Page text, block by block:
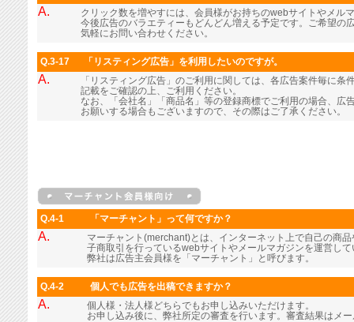
A.
クリック数を増やすには、会員様がお持ちのwebサイトやメル
今後広告のバラエティーもどんどん増える予定です。ご希望の
気軽にお問い合わせください。
Q.3-17 「リスティング広告」を利用したいのですが。
A.
「リスティング広告」のご利用に関しては、各広告案件毎に
記載をご確認の上、ご利用ください。
なお、「会社名」「商品名」等の登録商標でご利用の場合、広
お願いする場合もございますので、その際はご了承ください。
Q.4-1 「マーチャント」って何ですか？
A.
マーチャント(merchant)とは、インターネット上で自己の商
子商取引を行っているwebサイトやメールマガジンを運営し
弊社は広告主会員様を「マーチャント」と呼びます。
Q.4-2 個人でも広告を出稿できますか？
A.
個人様・法人様どちらでもお申し込みいただけます。
お申し込み後に、弊社所定の審査を行います。審査結果はメ